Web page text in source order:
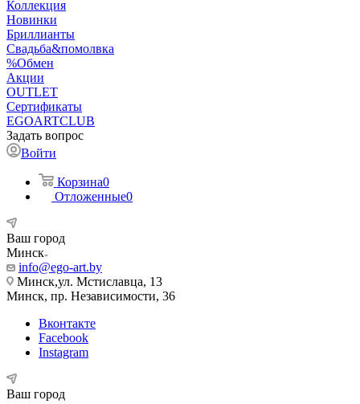
Коллекция
Новинки
Бриллианты
Свадьба&помолвка
%Обмен
Акции
OUTLET
Сертификаты
EGOARTCLUB
Задать вопрос
Войти
Корзина0
Отложенные0
Ваш город
Минск
info@ego-art.by
Минск,ул. Мстиславца, 13
Минск, пр. Независимости, 36
Вконтакте
Facebook
Instagram
Ваш город